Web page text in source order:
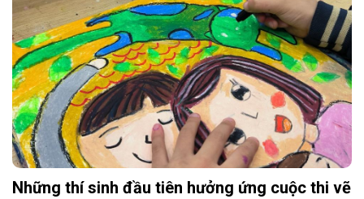
Những thí sinh đầu tiên hưởng ứng cuộc thi vẽ